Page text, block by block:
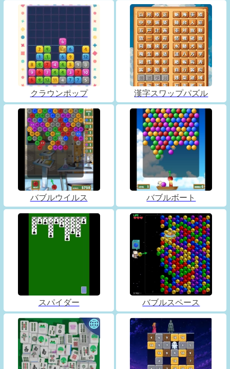
クラウンポップ 漢字スワップパズル
バブルウイルス バブルボート
スパイダー バブルスペース